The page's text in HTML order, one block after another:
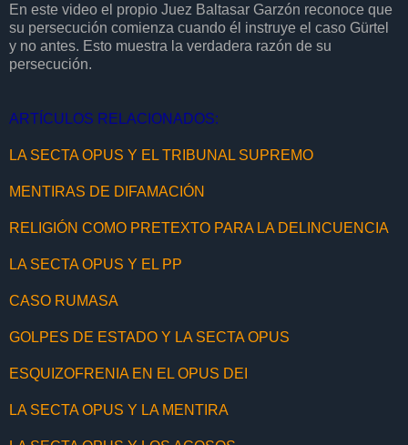
En este video el propio Juez Baltasar Garzón reconoce que
su persecución comienza cuando él instruye el caso Gürtel
y no antes. Esto muestra la verdadera razón de su
persecución.
ARTÍCULOS RELACIONADOS:
LA SECTA OPUS Y EL TRIBUNAL SUPREMO
MENTIRAS DE DIFAMACIÓN
RELIGIÓN COMO PRETEXTO PARA LA DELINCUENCIA
LA SECTA OPUS Y EL PP
CASO RUMASA
GOLPES DE ESTADO Y LA SECTA OPUS
ESQUIZOFRENIA EN EL OPUS DEI
LA SECTA OPUS Y LA MENTIRA